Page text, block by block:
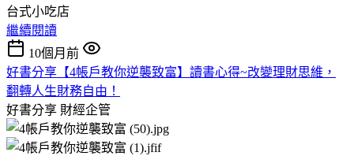
台式小吃店
繼續閱讀
10個月前
好書分享【4帳戶教你逆襲致富】讀書心得~改變理財思維，
翻轉人生財務自由！
好書分享 財經企管